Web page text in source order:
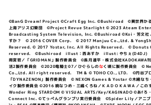
©BanG Dream! Project ©Craft Egg Inc. ©Bushiroad ©異世界かる
上海アリス幻樂団 ©Project Revue Starlight © 2023 Ateam
Broadcasting System Television, Inc. ©Bushiroad ©Koi・芳文社／
すか？ © 2016 COVER Corp. © 2017 Manjuu Co.,Ltd. &
Reserved. © 2017 Yostar, Inc. All Rights Reserved. ©
reserved. ©Bushiroad illust：西あすか illust: やちぇ(D4DJ) ©
雨宮哲／「GRIDMAN」製作委員会 ©長月達平・株式会社KADOKAWA
活2製作委員会 ©2020竜騎士07／ひぐらしのなく頃に製作委員会 ©
Co.,Ltd. All right reserved. TM & © TOHO CO., LTD. ©円谷プロ
「DYNAZENON」製作委員会 © NEXON Games & Yostar ©木緒なち
イク製作委員会 ©2016 暁なつめ・三嶋くろね／ＫＡＤＯＫＡＷＡ／こ
Wonder Ring STARDOM © VISUAL ARTS/Key/KAGINADO ©あfろ・
Connect Inc. ©てっぺんグランプリ実行委員会 ©Spider Lily／アニプ